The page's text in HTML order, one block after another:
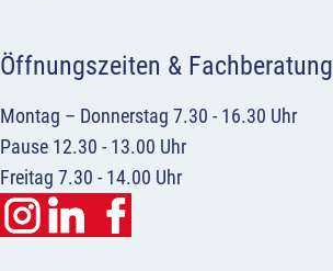
Öffnungszeiten & Fachberatung
Montag – Donnerstag 7.30 - 16.30 Uhr
Pause 12.30 - 13.00 Uhr
Freitag 7.30 - 14.00 Uhr